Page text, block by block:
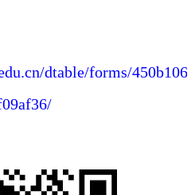
dtable/forms/